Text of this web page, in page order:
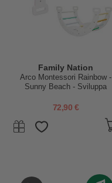
Family Nation
Arco Montessori Rainbow -
Sunny Beach - Sviluppa
72,90 €